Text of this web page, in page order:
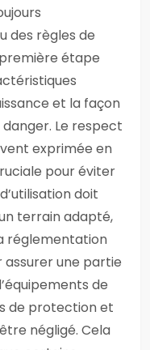
des règles de
étape
et la façon
Le respect
exprimée en
pour éviter
doit
terrain adapté,
réglementation
assurer une partie
de
de protection et
négligé. Cela